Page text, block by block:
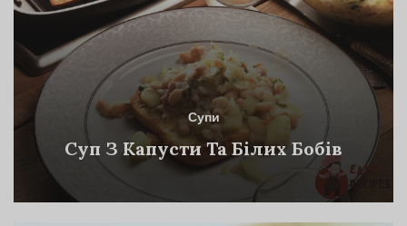
Супи
Суп З Капусти Та Білих Бобів